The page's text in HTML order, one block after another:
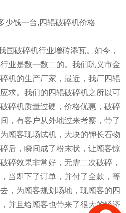
破碎机行业增砖添瓦。如今，
业是数一数二的。我们巩义市金
机的生产厂家，最近，我厂四辊
求。我们的四辊破碎机之所以可
碎机质量过硬，价格优惠，破碎
，有客户从外地过来考察，带了
顾客现场试机，大块的钾长石物
后，瞬间成了粉末状，让顾客惊
碎效果非常好，无需二次破碎，
当即下了订单，并付了全款，等
，为顾客规划场地，现顾客的四
并且给顾客也带来了很大的经济